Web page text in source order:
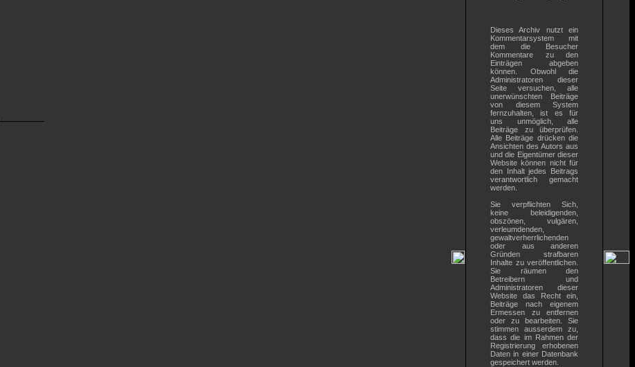
Dieses Archiv nutzt ein
Kommentarsystem mit
dem die Besucher
Kommentare zu den
Einträgen abgeben
können. Obwohl die
Administratoren dieser
Seite versuchen, alle
unerwünschten Beiträge
von diesem System
fernzuhalten, ist es für
uns unmöglich, alle
Beiträge zu überprüfen.
Alle Beiträge drücken die
Ansichten des Autors aus
und die Eigentümer dieser
Website können nicht für
den Inhalt jedes Beitrags
verantwortlich gemacht
werden.
Sie verpflichten Sich,
keine beleidigenden,
obszönen, vulgären,
verleumdenden,
gewaltverherrlichenden
oder aus anderen
Gründen strafbaren
Inhalte zu veröffentlichen.
Sie räumen den
Betreibern und
Administratoren dieser
Website das Recht ein,
Beiträge nach eigenem
Ermessen zu entfernen
oder zu bearbeiten. Sie
stimmen ausserdem zu,
dass die im Rahmen der
Registrierung erhobenen
Daten in einer Datenbank
gespeichert werden.